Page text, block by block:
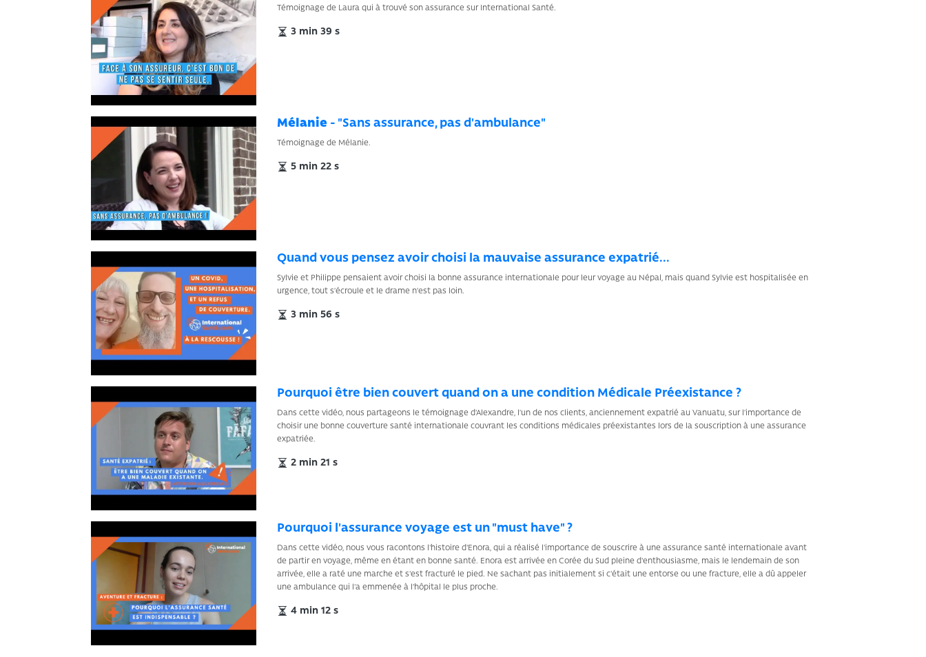
Témoignage de Laura qui à trouvé son assurance sur International Santé.
3 min 39 s
Mélanie - "Sans assurance, pas d'ambulance"
Témoignage de Mélanie.
5 min 22 s
Quand vous pensez avoir choisi la mauvaise assurance expatrié...
Sylvie et Philippe pensaient avoir choisi la bonne assurance internationale pour leur voyage au Népal, mais quand Sylvie est hospitalisée en
urgence, tout s’écroule et le drame n’est pas loin.
3 min 56 s
Pourquoi être bien couvert quand on a une condition Médicale Préexistance ?
Dans cette vidéo, nous partageons le témoignage d'Alexandre, l’un de nos clients, anciennement expatrié au Vanuatu, sur l’importance de
choisir une bonne couverture santé internationale couvrant les conditions médicales préexistantes lors de la souscription à une assurance
expatriée.
2 min 21 s
Pourquoi l'assurance voyage est un "must have" ?
Dans cette vidéo, nous vous racontons l'histoire d'Enora, qui a réalisé l'importance de souscrire à une assurance santé internationale avant
de partir en voyage, même en étant en bonne santé. Enora est arrivée en Corée du Sud pleine d'enthousiasme, mais le lendemain de son
arrivée, elle a raté une marche et s'est fracturé le pied. Ne sachant pas initialement si c'était une entorse ou une fracture, elle a dû appeler
une ambulance qui l'a emmenée à l'hôpital le plus proche.
4 min 12 s